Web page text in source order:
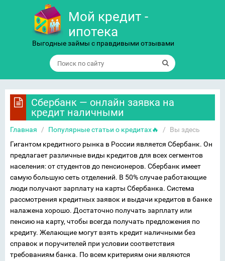
Мой кредит -
ипотека
Выгодные займы с правдивыми отзывами
Сбербанк — онлайн заявка на
кредит наличными
Главная / Популярные статьи о кредитах🔥 /
Вы здесь
Гигантом кредитного рынка в России является Сбербанк. Он
предлагает различные виды кредитов для всех сегментов
населения: от студентов до пенсионеров. Сбербанк имеет
самую большую сеть отделений. В 50% случае работающие
люди получают зарплату на карты Сбербанка. Система
рассмотрения кредитных заявок и выдачи кредитов в банке
налажена хорошо. Достаточно получать зарплату или
пенсию на карту, чтобы всегда получать предложения по
кредиту. Желающие могут взять кредит наличными без
справок и поручителей при условии соответствия
требованиям банка. По всем критериям они являются